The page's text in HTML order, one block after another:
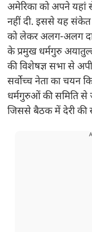
अमेरिका को अपने यहां
नहीं दी. इससे यह संकेत
को लेकर अलग-अलग
के प्रमुख धर्मगुरु
की विशेषज्ञ सभा से
सर्वोच्च नेता का चयन
धर्मगुरुओं की समिति
जिससे बैठक में देरी की